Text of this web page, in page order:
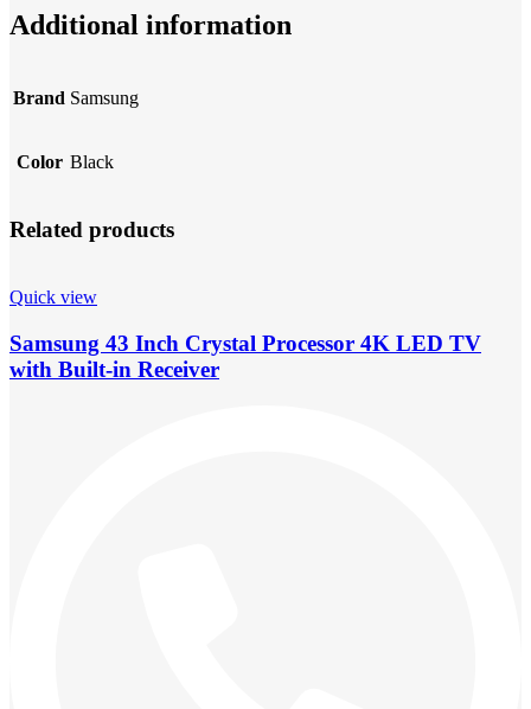
Additional information
Brand Samsung
Color Black
Related products
Quick view
Samsung 43 Inch Crystal Processor 4K LED TV
with Built-in Receiver